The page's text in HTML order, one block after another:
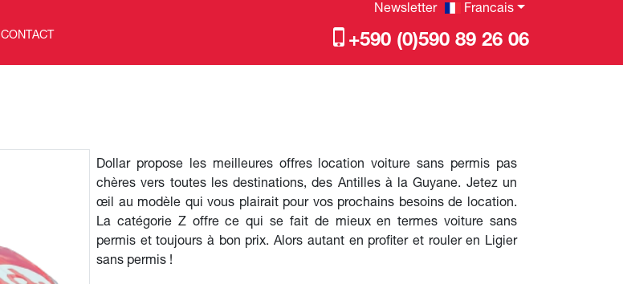
CONTACT
Newsletter Francais
+590 (0)590 89 26 06
Dollar propose les meilleures offres location voiture sans permis pas
chères vers toutes les destinations, des Antilles à la Guyane. Jetez un
œil au modèle qui vous plairait pour vos prochains besoins de location.
La catégorie Z offre ce qui se fait de mieux en termes voiture sans
permis et toujours à bon prix. Alors autant en profiter et rouler en Ligier
sans permis !